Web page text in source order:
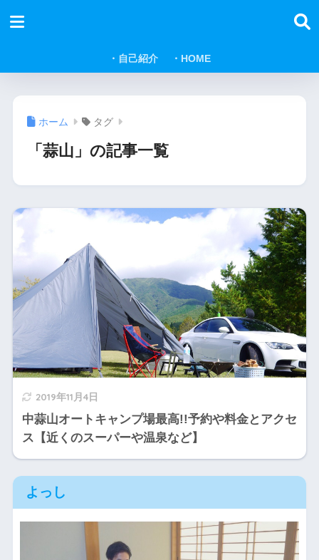
・自己紹介 ・HOME
ホーム タグ
「蒜山」の記事一覧
2019年11月4日
中蒜山オートキャンプ場最高!!予約や料金とアクセ
ス【近くのスーパーや温泉など】
よっし